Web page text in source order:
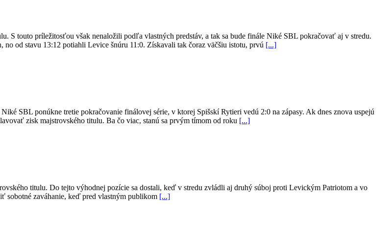
S touto príležitosťou však nenaložili podľa vlastných predstáv, a tak sa bude finále Niké SBL pokračovať aj v stredu.
od stavu 13:12 potiahli Levice šnúru 11:0. Získavali tak čoraz väčšiu istotu, prvú [...]
SBL ponúkne tretie pokračovanie finálovej série, v ktorej Spišskí Rytieri vedú 2:0 na zápasy. Ak dnes znova uspejú
zisk majstrovského titulu. Ba čo viac, stanú sa prvým tímom od roku [...]
titulu. Do tejto výhodnej pozície sa dostali, keď v stredu zvládli aj druhý súboj proti Levickým Patriotom a vo
zaváhanie, keď pred vlastným publikom [...]